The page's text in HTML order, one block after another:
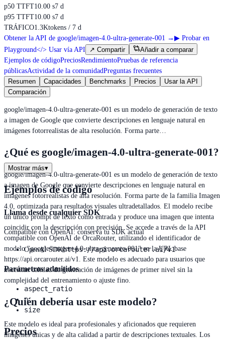
p50 TTFT10.00 s7 d
p95 TTFT10.00 s7 d
TRÁFICO1.3Ktokens / 7 d
Obtener la API de google/imagen-4.0-ultra-generate-001 → ▶ Probar en
Playground</> Usar vía API ↗ Compartir
Añadir a comparar
Ejemplos de códigoPreciosRendimientoPruebas de referencia
públicasActividad de la comunidadPreguntas frecuentes
Resumen
Capacidades Benchmarks Precios
Usar la API
Comparación
google/imagen-4.0-ultra-generate-001 es un modelo de generación de texto
a imagen de Google que convierte descripciones en lenguaje natural en
imágenes fotorrealistas de alta resolución. Forma parte…
¿Qué es google/imagen-4.0-ultra-generate-001?
google/imagen-4.0-ultra-generate-001 es un modelo de generación de texto
a imagen de Google que convierte descripciones en lenguaje natural en
imágenes fotorrealistas de alta resolución. Forma parte de la familia Imagen
4.0, optimizada para resultados visuales ultradetallados. El modelo recibe
un único prompt de texto como entrada y produce una imagen que intenta
coincidir con la descripción con precisión. Se accede a través de la API
compatible con OpenAI de OrcaRouter, utilizando el identificador de
modelo "google/imagen-4.0-ultra-generate-001" en la URL base
https://api.orcarouter.ai/v1. Este modelo es adecuado para usuarios que
necesitan calidad de generación de imágenes de primer nivel sin la
complejidad del entrenamiento o ajuste fino.
¿Quién debería usar este modelo?
Este modelo es ideal para profesionales y aficionados que requieren
imágenes únicas y de alta calidad a partir de descripciones textuales. Los
Mostrar más▾
Ejemplos de código
Llama desde cualquier SDK
Compatible con OpenAI: conserva tu SDK actual
OpenAI SDKhttps://api.orcarouter.ai/v1
Parámetros admitidos
aspect_ratio
n
size
Precios